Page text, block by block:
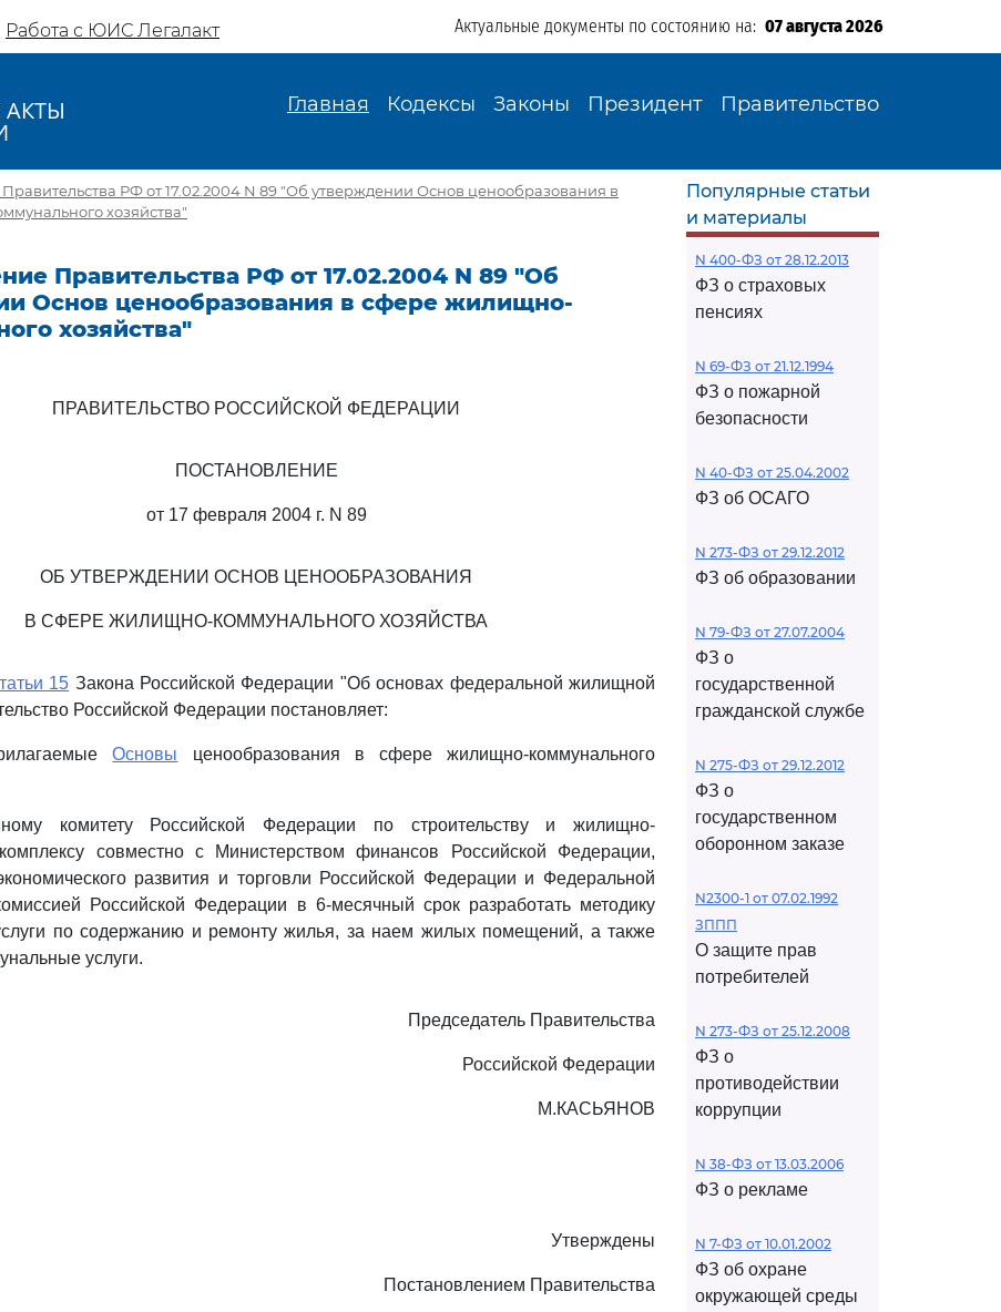
Работа с ЮИС Легалакт Актуальные документы по состоянию на: 07 августа 2026
Главная Кодексы Законы Президент Правительство
РФ от 17.02.2004 N 89 "Об утверждении Основ ценообразования в
хозяйства"
Правительства РФ от 17.02.2004 N 89 "Об
Основ ценообразования в сфере жилищно-
хозяйства"
ПРАВИТЕЛЬСТВО РОССИЙСКОЙ ФЕДЕРАЦИИ
ПОСТАНОВЛЕНИЕ
от 17 февраля 2004 г. N 89
ОБ УТВЕРЖДЕНИИ ОСНОВ ЦЕНООБРАЗОВАНИЯ
В СФЕРЕ ЖИЛИЩНО-КОММУНАЛЬНОГО ХОЗЯЙСТВА
15 Закона Российской Федерации "Об основах федеральной жилищной
Российской Федерации постановляет:
Основы ценообразования в сфере жилищно-коммунального
комитету Российской Федерации по строительству и жилищно-
совместно с Министерством финансов Российской Федерации,
развития и торговли Российской Федерации и Федеральной
Российской Федерации в 6-месячный срок разработать методику
по содержанию и ремонту жилья, за наем жилых помещений, а также
услуги.
Председатель Правительства
Российской Федерации
М.КАСЬЯНОВ
Утверждены
Постановлением Правительства
Популярные статьи
и материалы
N 400-ФЗ от 28.12.2013
ФЗ о страховых
пенсиях
N 69-ФЗ от 21.12.1994
ФЗ о пожарной
безопасности
N 40-ФЗ от 25.04.2002
ФЗ об ОСАГО
N 273-ФЗ от 29.12.2012
ФЗ об образовании
N 79-ФЗ от 27.07.2004
ФЗ о
государственной
гражданской службе
N 275-ФЗ от 29.12.2012
ФЗ о
государственном
оборонном заказе
N2300-1 от 07.02.1992
ЗППП
О защите прав
потребителей
N 273-ФЗ от 25.12.2008
ФЗ о
противодействии
коррупции
N 38-ФЗ от 13.03.2006
ФЗ о рекламе
N 7-ФЗ от 10.01.2002
ФЗ об охране
окружающей среды